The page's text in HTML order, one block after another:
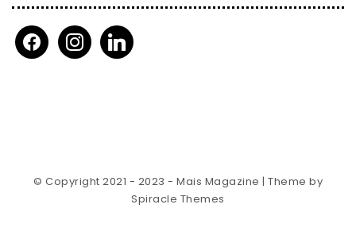
facebookinstagramlinkedin
© Copyright 2021 - 2023 - Mais Magazine | Theme by
Spiracle Themes